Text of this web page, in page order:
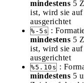
mindestens 5
ist, wird sie auf
ausgerichtet
%-5s :
mindestens 5
ist, wird sie auf
ausgerichtet
%5.10s :
mindestens 5